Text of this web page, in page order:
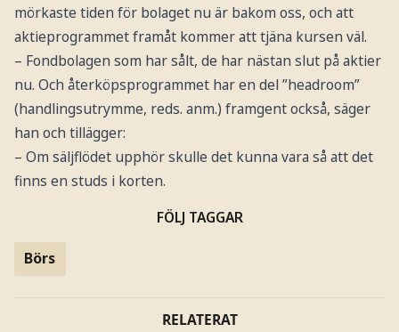
mörkaste tiden för bolaget nu är bakom oss, och att
aktieprogrammet framåt kommer att tjäna kursen väl.
– Fondbolagen som har sålt, de har nästan slut på aktier
nu. Och återköpsprogrammet har en del ”headroom”
(handlingsutrymme, reds. anm.) framgent också, säger
han och tillägger:
– Om säljflödet upphör skulle det kunna vara så att det
finns en studs i korten.
FÖLJ TAGGAR
Börs
RELATERAT